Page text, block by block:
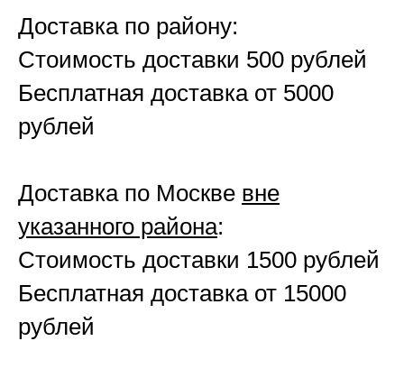
Доставка по району:
Стоимость доставки 500 рублей
Бесплатная доставка от 5000
рублей
Доставка по Москве вне
указанного района:
Стоимость доставки 1500 рублей
Бесплатная доставка от 15000
рублей